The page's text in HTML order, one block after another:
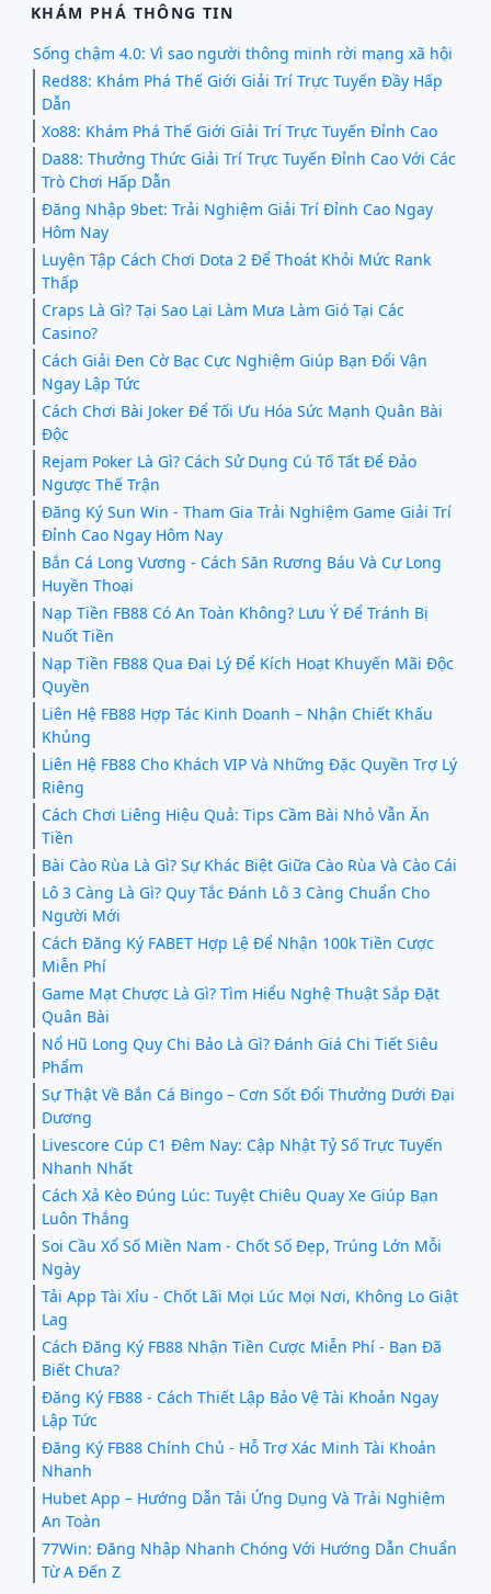
KHÁM PHÁ THÔNG TIN
Sống chậm 4.0: Vì sao người thông minh rời mạng xã hội
Red88: Khám Phá Thế Giới Giải Trí Trực Tuyến Đầy Hấp
Dẫn
Xo88: Khám Phá Thế Giới Giải Trí Trực Tuyến Đỉnh Cao
Da88: Thưởng Thức Giải Trí Trực Tuyến Đỉnh Cao Với Các
Trò Chơi Hấp Dẫn
Đăng Nhập 9bet: Trải Nghiệm Giải Trí Đỉnh Cao Ngay
Hôm Nay
Luyện Tập Cách Chơi Dota 2 Để Thoát Khỏi Mức Rank
Thấp
Craps Là Gì? Tại Sao Lại Làm Mưa Làm Gió Tại Các
Casino?
Cách Giải Đen Cờ Bạc Cực Nghiệm Giúp Bạn Đổi Vận
Ngay Lập Tức
Cách Chơi Bài Joker Để Tối Ưu Hóa Sức Mạnh Quân Bài
Độc
Rejam Poker Là Gì? Cách Sử Dụng Cú Tố Tất Để Đảo
Ngược Thế Trận
Đăng Ký Sun Win - Tham Gia Trải Nghiệm Game Giải Trí
Đỉnh Cao Ngay Hôm Nay
Bắn Cá Long Vương - Cách Săn Rương Báu Và Cự Long
Huyền Thoại
Nạp Tiền FB88 Có An Toàn Không? Lưu Ý Để Tránh Bị
Nuốt Tiền
Nạp Tiền FB88 Qua Đại Lý Để Kích Hoạt Khuyến Mãi Độc
Quyền
Liên Hệ FB88 Hợp Tác Kinh Doanh – Nhận Chiết Khấu
Khủng
Liên Hệ FB88 Cho Khách VIP Và Những Đặc Quyền Trợ Lý
Riêng
Cách Chơi Liêng Hiệu Quả: Tips Cầm Bài Nhỏ Vẫn Ăn
Tiền
Bài Cào Rùa Là Gì? Sự Khác Biệt Giữa Cào Rùa Và Cào Cái
Lô 3 Càng Là Gì? Quy Tắc Đánh Lô 3 Càng Chuẩn Cho
Người Mới
Cách Đăng Ký FABET Hợp Lệ Để Nhận 100k Tiền Cược
Miễn Phí
Game Mạt Chược Là Gì? Tìm Hiểu Nghệ Thuật Sắp Đặt
Quân Bài
Nổ Hũ Long Quy Chi Bảo Là Gì? Đánh Giá Chi Tiết Siêu
Phẩm
Sự Thật Về Bắn Cá Bingo – Cơn Sốt Đổi Thưởng Dưới Đại
Dương
Livescore Cúp C1 Đêm Nay: Cập Nhật Tỷ Số Trực Tuyến
Nhanh Nhất
Cách Xả Kèo Đúng Lúc: Tuyệt Chiêu Quay Xe Giúp Bạn
Luôn Thắng
Soi Cầu Xổ Số Miền Nam - Chốt Số Đẹp, Trúng Lớn Mỗi
Ngày
Tải App Tài Xỉu - Chốt Lãi Mọi Lúc Mọi Nơi, Không Lo Giật
Lag
Cách Đăng Ký FB88 Nhận Tiền Cược Miễn Phí - Bạn Đã
Biết Chưa?
Đăng Ký FB88 - Cách Thiết Lập Bảo Vệ Tài Khoản Ngay
Lập Tức
Đăng Ký FB88 Chính Chủ - Hỗ Trợ Xác Minh Tài Khoản
Nhanh
Hubet App – Hướng Dẫn Tải Ứng Dụng Và Trải Nghiệm
An Toàn
77Win: Đăng Nhập Nhanh Chóng Với Hướng Dẫn Chuẩn
Từ A Đến Z